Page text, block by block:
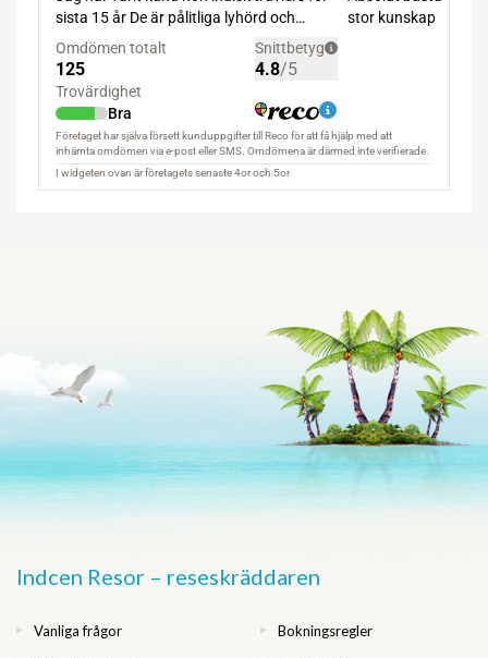
Indcen Resor – reseskräddaren
Vanliga frågor Bokningsregler